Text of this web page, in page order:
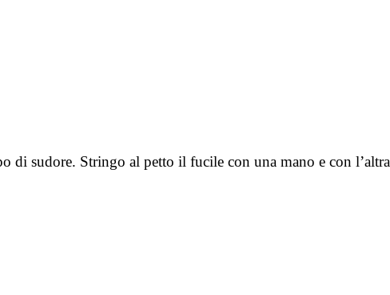
di sudore. Stringo al petto il fucile con una mano e con